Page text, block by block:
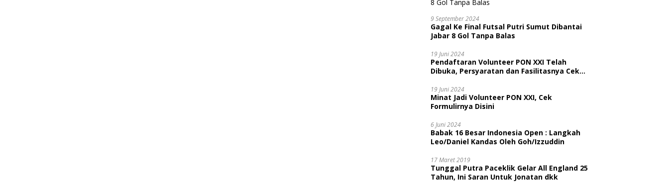
9 September 2024
Gagal Ke Final Futsal Putri Sumut Dibantai
Jabar 8 Gol Tanpa Balas
19 Juni 2024
Pendaftaran Volunteer PON XXI Telah
Dibuka, Persyaratan dan Fasilitasnya Cek
19 Juni 2024
Minat Jadi Volunteer PON XXI, Cek
Formulirnya Disini
6 Juni 2024
Babak 16 Besar Indonesia Open : Langkah
Leo/Daniel Kandas Oleh Goh/Izzuddin
17 Maret 2019
Tunggal Putra Paceklik Gelar All England 25
Tahun, Ini Saran Untuk Jonatan dkk